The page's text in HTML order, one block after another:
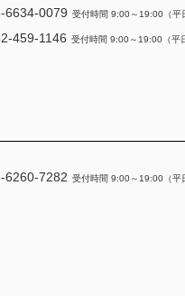
6634-0079 受付時間 9:00～19:00（平
459-1146 受付時間 9:00～19:00（平
6260-7282 受付時間 9:00～19:00（平